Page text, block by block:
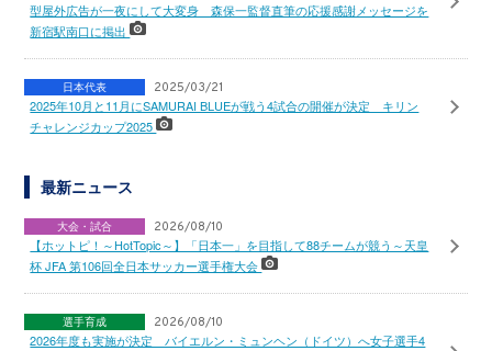
型屋外広告が一夜にして大変身 森保一監督直筆の応援感謝メッセージを
新宿駅南口に掲出
日本代表 2025/03/21
2025年10月と11月にSAMURAI BLUEが戦う4試合の開催が決定 キリン
チャレンジカップ2025
最新ニュース
大会・試合 2026/08/10
【ホットピ！～HotTopic～】「日本一」を目指して88チームが競う～天皇
杯 JFA 第106回全日本サッカー選手権大会
選手育成 2026/08/10
2026年度も実施が決定 バイエルン・ミュンヘン（ドイツ）へ女子選手4